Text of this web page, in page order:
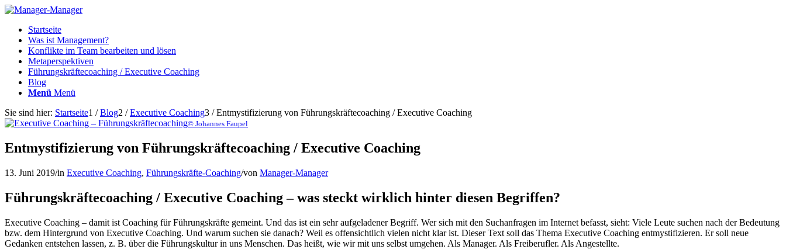
Startseite
Was ist Management?
Konflikte im Team bearbeiten und lösen
Metaperspektiven
Führungskräftecoaching / Executive Coaching
Blog
Menü Menü
Sie sind hier: Startseite1 / Blog2 / Executive Coaching3 / Entmystifizierung von Führungskräftecoaching / Executive Coaching
© Johannes Faupel
Entmystifizierung von Führungskräftecoaching / Executive Coaching
13. Juni 2019/in Executive Coaching, Führungskräfte-Coaching/von Manager-Manager
Führungskräftecoaching / Executive Coaching – was steckt wirklich hinter diesen Begriffen?
Executive Coaching – damit ist Coaching für Führungskräfte gemeint. Und das ist ein sehr aufgeladener Begriff. Wer sich mit den Suchanfragen im Internet befasst, sieht: Viele Leute suchen nach der Bedeutung
bzw. dem Hintergrund von Executive Coaching. Und warum suchen sie danach? Weil es offensichtlich vielen nicht klar ist. Dieser Text soll das Thema Executive Coaching entmystifizieren. Er soll neue
Gedanken entstehen lassen, z. B. über die Führungskultur in uns Menschen. Das heißt, wie wir mit uns selbst umgehen. Als Manager. Als Freiberufler. Als Angestellte.